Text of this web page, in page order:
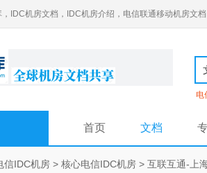
IDC机房文档，IDC机房介绍，电信联通移动机房文档
电
首页 文档
信IDC机房 > 核心电信IDC机房 > 互联互通-上